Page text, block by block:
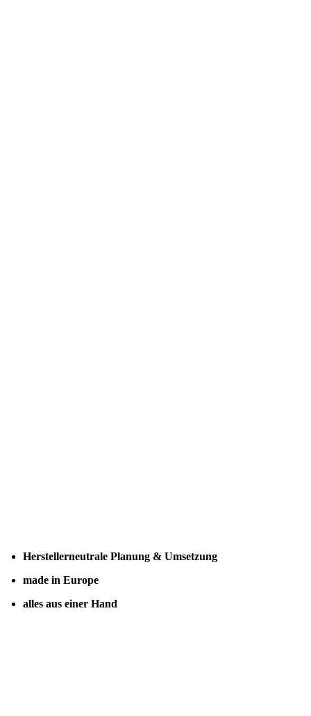
Herstellerneutrale Planung & Umsetzung
made in Europe
alles aus einer Hand